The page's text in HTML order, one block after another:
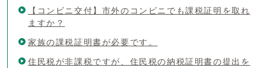
【コンビニ交付】市外のコンビニでも課税証明を取れ
ますか？
家族の課税証明書が必要です。
住民税が非課税ですが、住民税の納税証明書の提出を